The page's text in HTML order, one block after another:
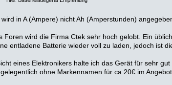
in A (Ampere) nicht Ah (Amperstunden)
Foren wird die Firma Ctek sehr hoch gelobt. Ein
entladene Batterie wieder voll zu laden, jedoch ist
eines Elektronikers halte ich das Gerät für sehr
ohne Markennamen für ca 20€ im Angebot.